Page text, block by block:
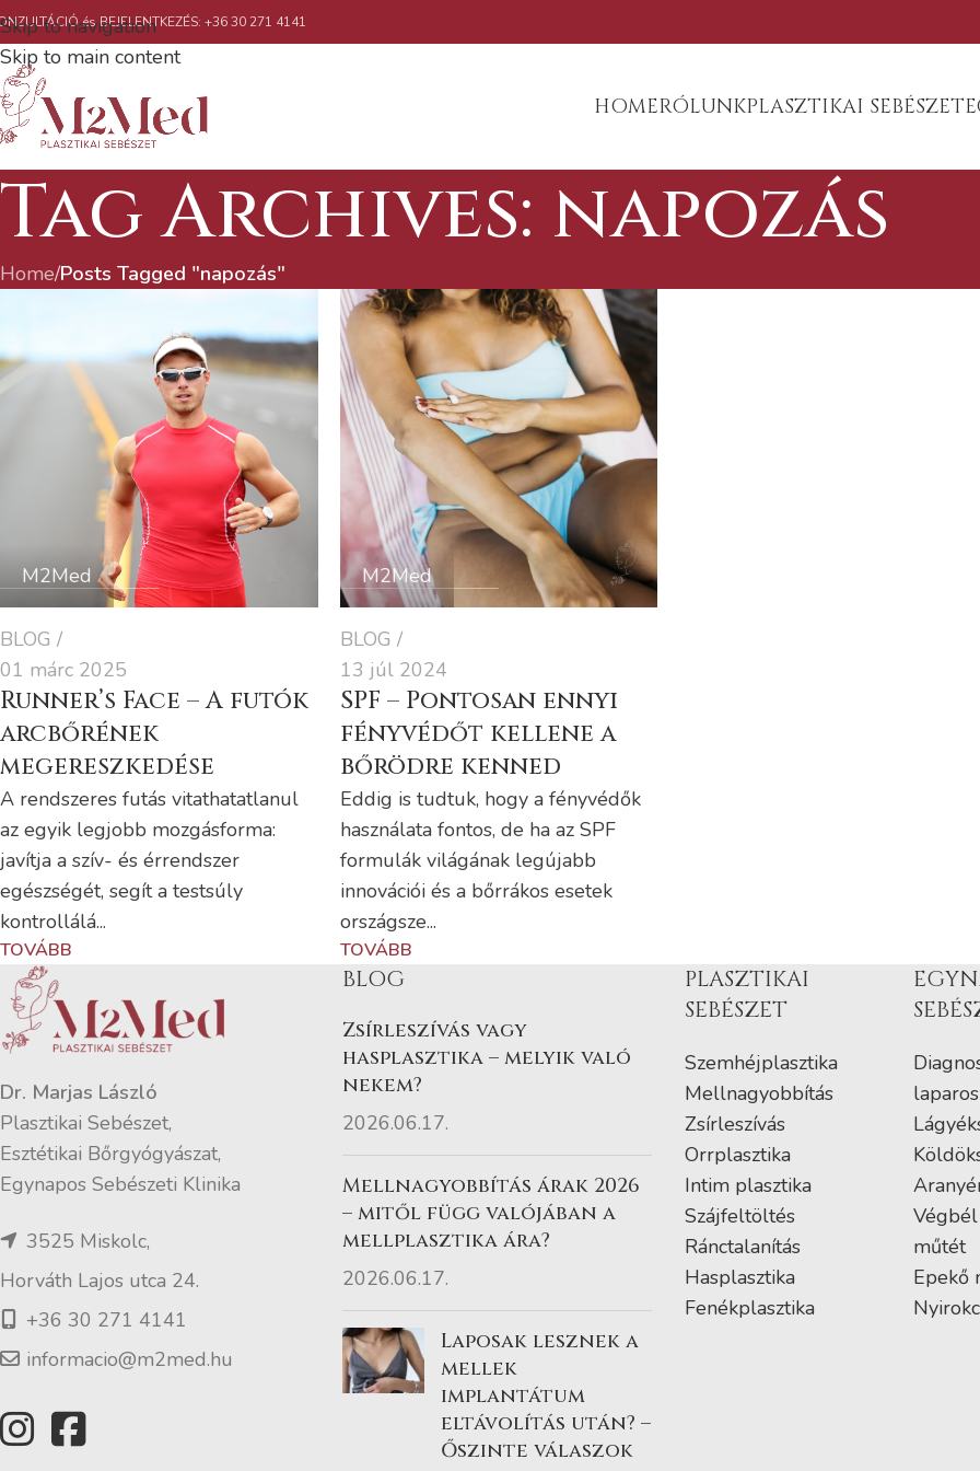
Skip to navigation
Skip to main content
és BEJELENTKEZÉS: +36 30 271 4141
HOMERÓLUNKPLASZTIKAI SEBÉSZET
Tag Archives: napozás
Home/Posts Tagged "napozás"
M2Med
BLOG
01 márc 2025
Runner’s Face – A futók
arcbőrének
megereszkedése
A rendszeres futás vitathatatlanul
az egyik legjobb mozgásforma:
javítja a szív- és érrendszer
egészségét, segít a testsúly
kontrollálá...
TOVÁBB
M2Med
BLOG
13 júl 2024
SPF – Pontosan ennyi
fényvédőt kellene a
bőrödre kenned
Eddig is tudtuk, hogy a fényvédők
használata fontos, de ha az SPF
formulák világának legújabb
innovációi és a bőrrákos esetek
országsze...
TOVÁBB
Dr. Marjas László
Plasztikai Sebészet,
Esztétikai Bőrgyógyászat,
Egynapos Sebészeti Klinika
3525 Miskolc,
Horváth Lajos utca 24.
+36 30 271 4141
informacio@m2med.hu
BLOG
Zsírleszívás vagy
hasplasztika – melyik való
nekem?
2026.06.17.
Mellnagyobbítás árak 2026
– mitől függ valójában a
mellplasztika ára?
2026.06.17.
Laposak lesznek a
mellek
implantátum
eltávolítás után? –
Őszinte válaszok
PLASZTIKAI
SEBÉSZET
Szemhéjplasztika
Mellnagyobbítás
Zsírleszívás
Orrplasztika
Intim plasztika
Szájfeltöltés
Ránctalanítás
Hasplasztika
Fenékplasztika
műtét
Epekő